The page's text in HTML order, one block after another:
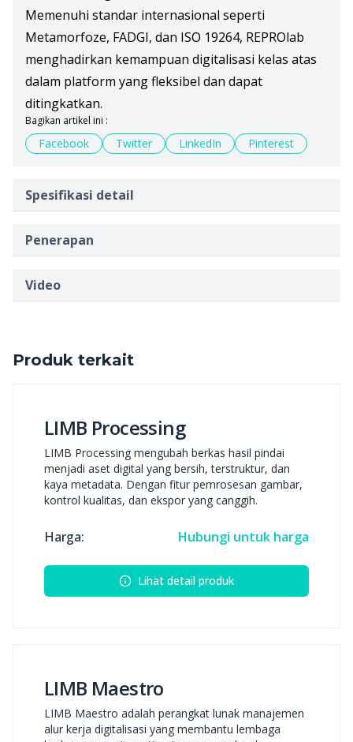
Memenuhi standar internasional seperti
Metamorfoze, FADGI, dan ISO 19264, REPROlab
menghadirkan kemampuan digitalisasi kelas atas
dalam platform yang fleksibel dan dapat
ditingkatkan.
Bagikan artikel ini :
Facebook Twitter LinkedIn Pinterest
Spesifikasi detail
Penerapan
Video
Produk terkait
LIMB Processing
LIMB Processing mengubah berkas hasil pindai
menjadi aset digital yang bersih, terstruktur, dan
kaya metadata. Dengan fitur pemrosesan gambar,
kontrol kualitas, dan ekspor yang canggih.
Harga: Hubungi untuk harga
Lihat detail produk
LIMB Maestro
LIMB Maestro adalah perangkat lunak manajemen
alur kerja digitalisasi yang membantu lembaga